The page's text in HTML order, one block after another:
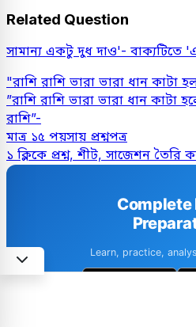
Related Question
সামান্য একটু দুধ দাও'- বাক্যটিতে
"রাশি রাশি ভারা ভারা ধান কাটা
”রাশি রাশি ভারা ভারা ধান কাটা
রাশি”-
মাত্র ১৫ পয়সায় প্রশ্নপত্র
১ ক্লিকে প্রশ্ন, শীট, সাজেশন
Complete
Learn, practice,